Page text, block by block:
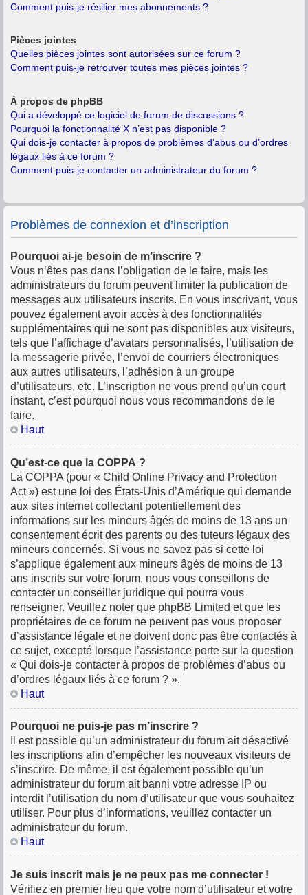
Comment puis-je résilier mes abonnements ?
Pièces jointes
Quelles pièces jointes sont autorisées sur ce forum ?
Comment puis-je retrouver toutes mes pièces jointes ?
À propos de phpBB
Qui a développé ce logiciel de forum de discussions ?
Pourquoi la fonctionnalité X n’est pas disponible ?
Qui dois-je contacter à propos de problèmes d’abus ou d’ordres
légaux liés à ce forum ?
Comment puis-je contacter un administrateur du forum ?
Problèmes de connexion et d’inscription
Pourquoi ai-je besoin de m’inscrire ?
Vous n’êtes pas dans l’obligation de le faire, mais les
administrateurs du forum peuvent limiter la publication de
messages aux utilisateurs inscrits. En vous inscrivant, vous
pouvez également avoir accès à des fonctionnalités
supplémentaires qui ne sont pas disponibles aux visiteurs,
tels que l’affichage d’avatars personnalisés, l’utilisation de
la messagerie privée, l’envoi de courriers électroniques
aux autres utilisateurs, l’adhésion à un groupe
d’utilisateurs, etc. L’inscription ne vous prend qu’un court
instant, c’est pourquoi nous vous recommandons de le
faire.
Haut
Qu’est-ce que la COPPA ?
La COPPA (pour « Child Online Privacy and Protection
Act ») est une loi des États-Unis d’Amérique qui demande
aux sites internet collectant potentiellement des
informations sur les mineurs âgés de moins de 13 ans un
consentement écrit des parents ou des tuteurs légaux des
mineurs concernés. Si vous ne savez pas si cette loi
s’applique également aux mineurs âgés de moins de 13
ans inscrits sur votre forum, nous vous conseillons de
contacter un conseiller juridique qui pourra vous
renseigner. Veuillez noter que phpBB Limited et que les
propriétaires de ce forum ne peuvent pas vous proposer
d’assistance légale et ne doivent donc pas être contactés à
ce sujet, excepté lorsque l’assistance porte sur la question
« Qui dois-je contacter à propos de problèmes d’abus ou
d’ordres légaux liés à ce forum ? ».
Haut
Pourquoi ne puis-je pas m’inscrire ?
Il est possible qu’un administrateur du forum ait désactivé
les inscriptions afin d’empêcher les nouveaux visiteurs de
s’inscrire. De même, il est également possible qu’un
administrateur du forum ait banni votre adresse IP ou
interdit l’utilisation du nom d’utilisateur que vous souhaitez
utiliser. Pour plus d’informations, veuillez contacter un
administrateur du forum.
Haut
Je suis inscrit mais je ne peux pas me connecter !
Vérifiez en premier lieu que votre nom d’utilisateur et votre